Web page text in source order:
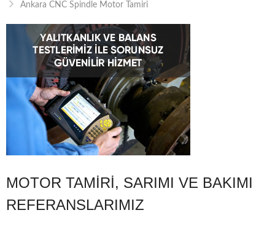
Ankara CNC Spindle Motor Tamiri
MOTOR TAMIRI, SARIMI VE BAKIMI
REFERANSLARIMIZ